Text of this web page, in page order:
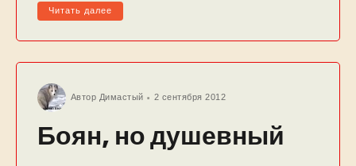
Читать далее
Автор Димастый 2 сентября 2012
Боян, но душевный